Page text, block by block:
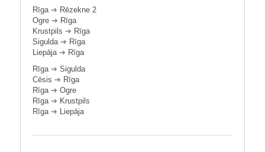
Rīga➔ Rēzekne 2
Ogre ➔ Rīga
Krustpils ➔ Rīga
Sigulda➔ Rīga
Liepāja➔ Rīga
Rīga➔ Sigulda
Cēsis ➔ Rīga
Rīga➔ Ogre
Rīga➔ Krustpils
Rīga➔ Liepāja